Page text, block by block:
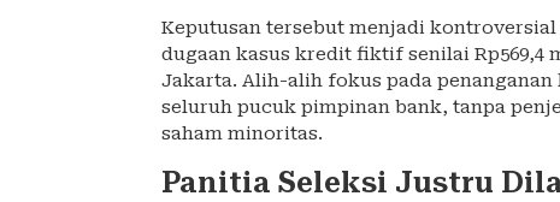
Keputusan tersebut menjadi
dugaan kasus kredit fiktif senilai Rp569,4
Jakarta. Alih-alih fokus pada
seluruh pucuk pimpinan bank, tanpa
saham minoritas.
Panitia Seleksi Justru